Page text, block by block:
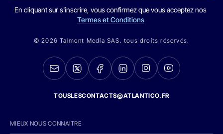
En cliquant sur s'inscrire, vous confirmez que vous acceptez nos
Termes et Conditions
© 2026 Talmont Media SAS. tous droits réservés.
TOUSLESCONTACTS@ATLANTICO.FR
MIEUX NOUS CONNAITRE